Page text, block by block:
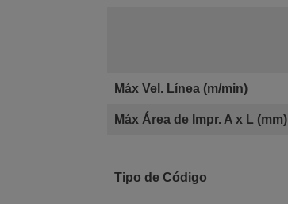
Máx Vel. Línea (m/min)
Máx Área de Impr. A x L (mm)
Tipo de Código